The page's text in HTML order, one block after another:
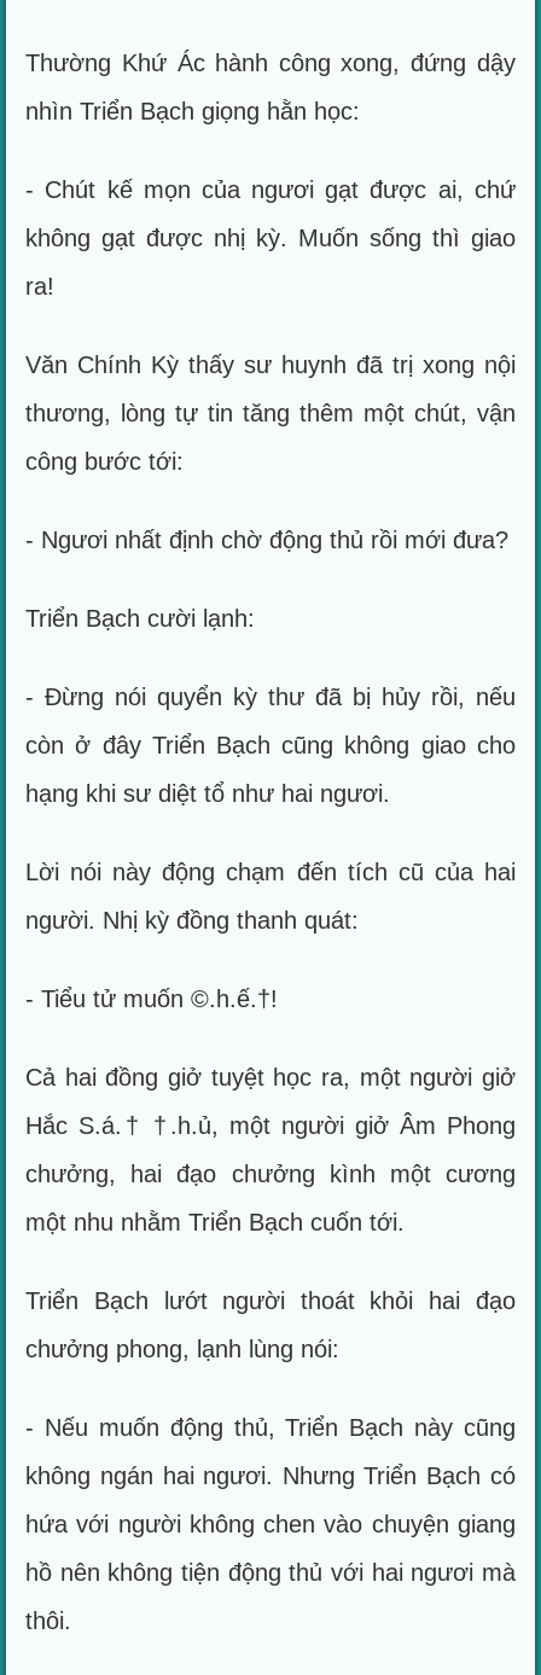
Thường Khứ Ác hành công xong, đứng dậy
nhìn Triển Bạch giọng hằn học:
- Chút kế mọn của ngươi gạt được ai, chứ
không gạt được nhị kỳ. Muốn sống thì giao
ra!
Văn Chính Kỳ thấy sư huynh đã trị xong nội
thương, lòng tự tin tăng thêm một chút, vận
công bước tới:
- Ngươi nhất định chờ động thủ rồi mới đưa?
Triển Bạch cười lạnh:
- Đừng nói quyển kỳ thư đã bị hủy rồi, nếu
còn ở đây Triển Bạch cũng không giao cho
hạng khi sư diệt tổ như hai ngươi.
Lời nói này động chạm đến tích cũ của hai
người. Nhị kỳ đồng thanh quát:
- Tiểu tử muốn ©.h.ế.†!
Cả hai đồng giở tuyệt học ra, một người giở
Hắc S.á.† †.h.ủ, một người giở Âm Phong
chưởng, hai đạo chưởng kình một cương
một nhu nhằm Triển Bạch cuốn tới.
Triển Bạch lướt người thoát khỏi hai đạo
chưởng phong, lạnh lùng nói:
- Nếu muốn động thủ, Triển Bạch này cũng
không ngán hai ngươi. Nhưng Triển Bạch có
hứa với người không chen vào chuyện giang
hồ nên không tiện động thủ với hai ngươi mà
thôi.